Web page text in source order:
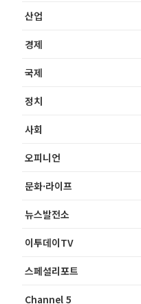
산업
경제
국제
정치
사회
오피니언
문화·라이프
뉴스발전소
이투데이TV
스페셜리포트
Channel 5